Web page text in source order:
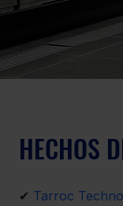
HECHOS
✔ Tarroc